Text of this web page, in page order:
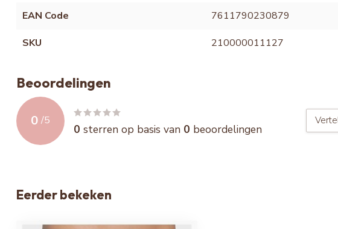
EAN Code 7611790230879
SKU 210000011127
Beoordelingen
0 /5
0 sterren op basis van 0 beoordelingen
Eerder bekeken